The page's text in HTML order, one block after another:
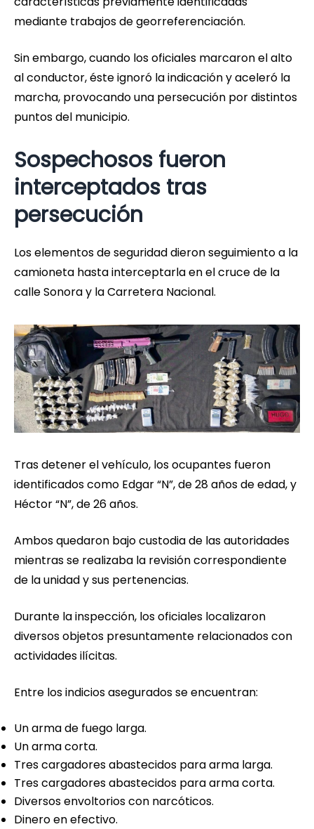
mediante trabajos de georreferenciación.
Sin embargo, cuando los oficiales marcaron el alto
al conductor, éste ignoró la indicación y aceleró la
marcha, provocando una persecución por distintos
puntos del municipio.
Sospechosos fueron
interceptados tras
persecución
Los elementos de seguridad dieron seguimiento a la
camioneta hasta interceptarla en el cruce de la
calle Sonora y la Carretera Nacional.
Tras detener el vehículo, los ocupantes fueron
identificados como Edgar “N”, de 28 años de edad, y
Héctor “N”, de 26 años.
Ambos quedaron bajo custodia de las autoridades
mientras se realizaba la revisión correspondiente
de la unidad y sus pertenencias.
Durante la inspección, los oficiales localizaron
diversos objetos presuntamente relacionados con
actividades ilícitas.
Entre los indicios asegurados se encuentran:
Un arma de fuego larga.
Un arma corta.
Tres cargadores abastecidos para arma larga.
Tres cargadores abastecidos para arma corta.
Diversos envoltorios con narcóticos.
Dinero en efectivo.